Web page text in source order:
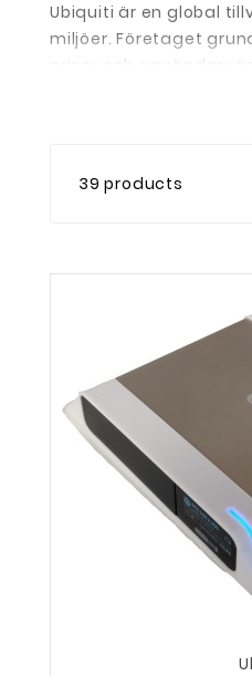
Ubiquiti är en global
miljöer. Företaget
priser och
Ubiquitis
Controller.
airMAX
– Produkter
UniFi Protect–
En av Ubiquitis
såväl privatpersoner
hög prestanda och
39 products